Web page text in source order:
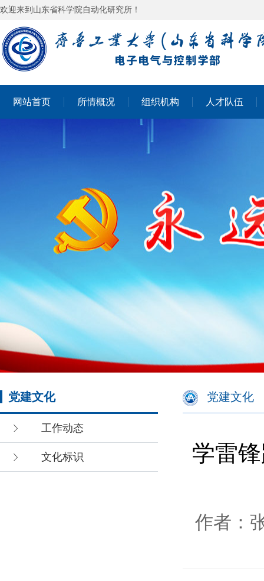
欢迎来到山东省科学院自动化研究所！
网站首页 所情概况 组织机构 人才队伍
党建文化
工作动态
文化标识
党建文化
学雷
作者：